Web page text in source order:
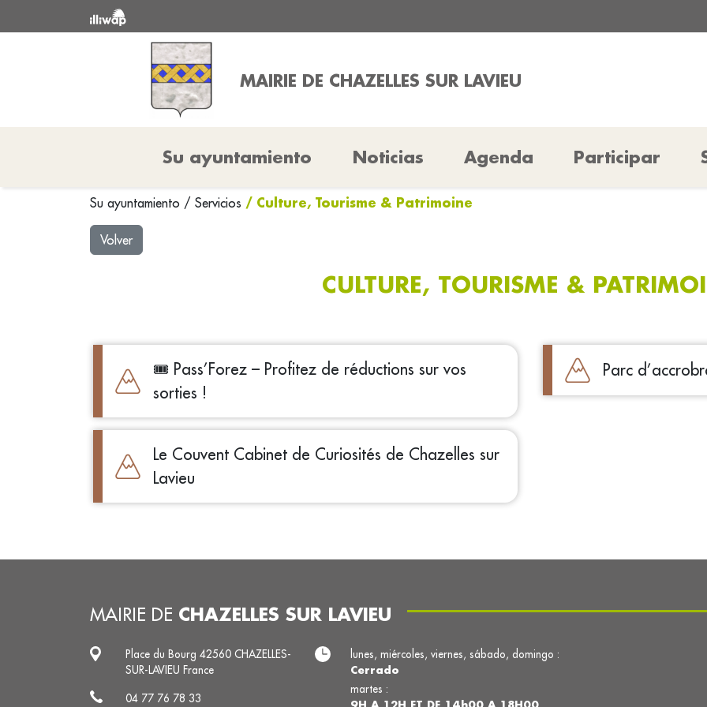
MAIRIE DE CHAZELLES SUR LAVIEU
Su ayuntamiento Noticias Agenda Participar
Su ayuntamiento / Servicios / Culture, Tourisme & Patrimoine
Volver
CULTURE, TOURISME &
🎟️ Pass’Forez – Profitez de réductions sur vos
sorties !
Parc
Le Couvent Cabinet de Curiosités de Chazelles sur
Lavieu
MAIRIE DE CHAZELLES SUR LAVIEU
Place du Bourg 42560 CHAZELLES-
SUR-LAVIEU France
04 77 76 78 33
lunes, miércoles, viernes, sábado, domingo :
Cerrado
martes :